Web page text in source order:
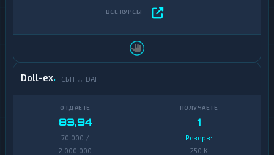
Doll-ex СБП ↔ DAI
83,94
70 000 /
2 000 000
1
Резерв:
250 K